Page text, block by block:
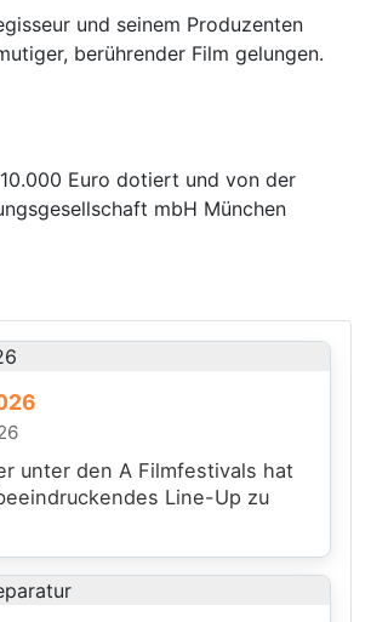
unter den A Filmfestivals hat
Line-Up zu
und seinem Produzenten
berührender Film gelungen.
Euro dotiert und von der
mbH München